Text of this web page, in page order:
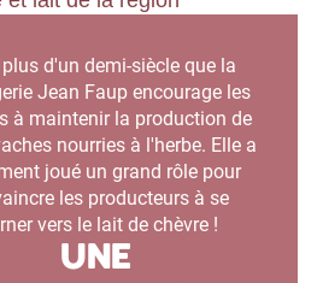
d'un demi-siècle que la
Jean Faup encourage les
à maintenir la production de
nourries à l'herbe. Elle a
joué un grand rôle pour
les producteurs à se
vers le lait de chèvre !
UNE